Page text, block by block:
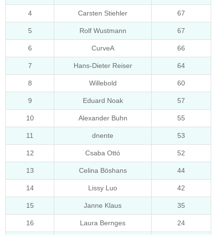
4 Carsten Stiehler 67
5 Rolf Wustmann 67
6 CurveA 66
7 Hans-Dieter Reiser 64
8 Willebold 60
9 Eduard Noak 57
10 Alexander Buhn 55
11 dnente 53
12 Csaba Ottó 52
13 Celina Böshans 44
14 Lissy Luo 42
15 Janne Klaus 35
16 Laura Bernges 24